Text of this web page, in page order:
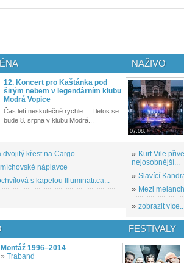
12. Koncert pro Kaštánka pod
širým nebem v legendárním klubu
Modrá Vopice
Čas letí neskutečně rychle.... I letos se
bude 8. srpna v klubu Modrá...
křest na Cargo...
náplavce
s kapelou Illuminati.ca...
NAŽIVO
07.08.
» Kurt Vile
nejosobnější...
» Slavící
» Mezi
» zobrazit
Montáž 1996–2014
» Traband
FESTIVALY